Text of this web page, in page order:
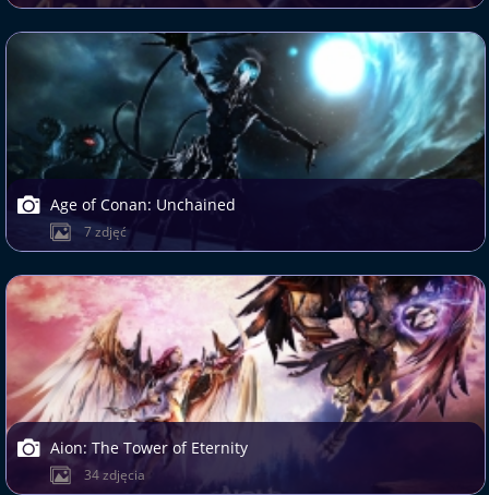
Age of Conan: Unchained
7 zdjęć
Aion: The Tower of Eternity
34 zdjęcia